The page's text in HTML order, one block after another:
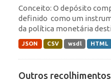
Conceito: O depósito
definido como um
da política monetária
JSON CSV wsdl HTML
Outros